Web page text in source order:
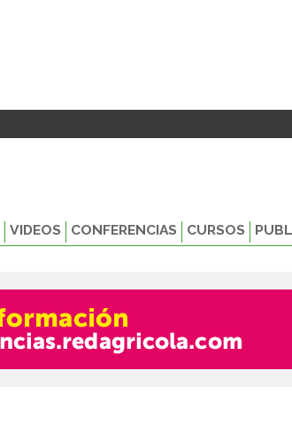
VIDEOS CONFERENCIAS CURSOS